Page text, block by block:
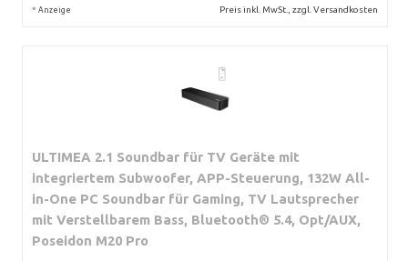
* Anzeige Preis inkl. MwSt., zzgl. Versandkosten
ULTIMEA 2.1 Soundbar für TV Geräte mit
integriertem Subwoofer, APP-Steuerung, 132W All-
in-One PC Soundbar für Gaming, TV Lautsprecher
mit Verstellbarem Bass, Bluetooth® 5.4, Opt/AUX,
Poseidon M20 Pro